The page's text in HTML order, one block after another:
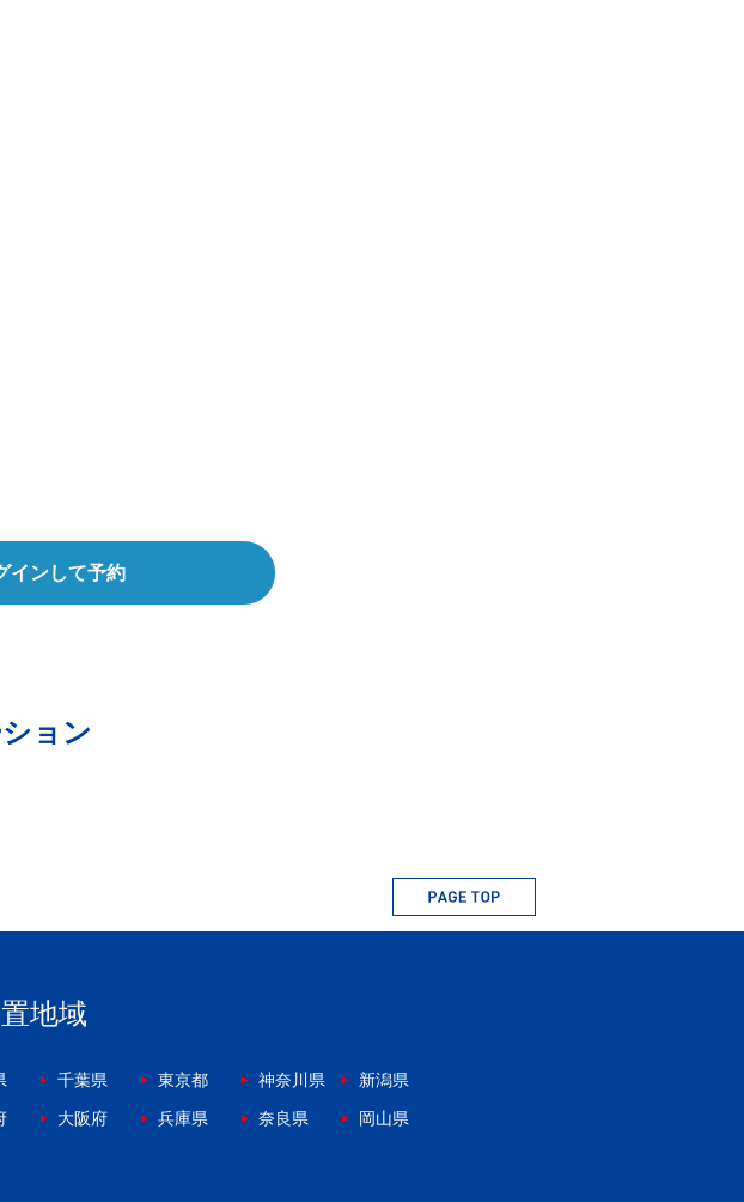
インして予約
ョン
地域
千葉県 東京都 神奈川県
新潟県
大阪府 兵庫県 奈良県
岡山県